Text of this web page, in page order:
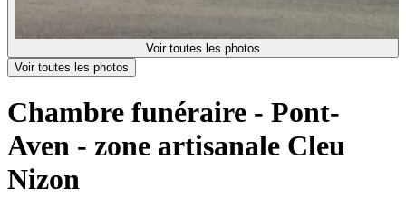
Voir toutes les photos
Voir toutes les photos
Chambre funéraire - Pont-
Aven - zone artisanale Cleu
Nizon